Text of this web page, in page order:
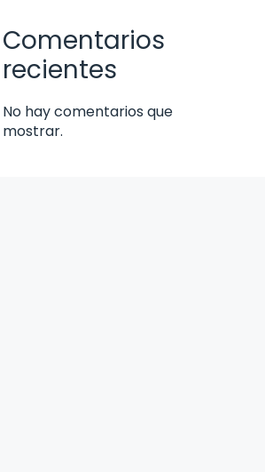
Comentarios
recientes
No hay comentarios que
mostrar.